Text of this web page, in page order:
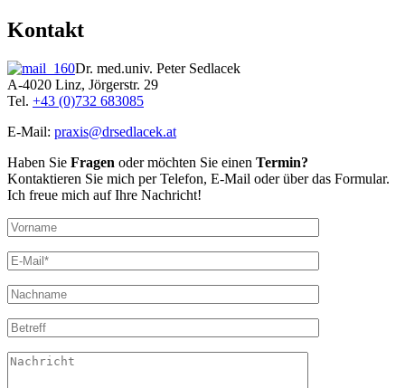
Kontakt
Dr. med.univ. Peter Sedlacek
A-4020 Linz, Jörgerstr. 29
Tel. +43 (0)732 683085
E-Mail: praxis@drsedlacek.at
Haben Sie Fragen oder möchten Sie einen Termin?
Kontaktieren Sie mich per Telefon, E-Mail oder über das Formular.
Ich freue mich auf Ihre Nachricht!